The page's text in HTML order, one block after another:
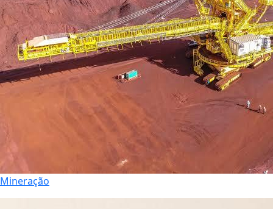
Mineração